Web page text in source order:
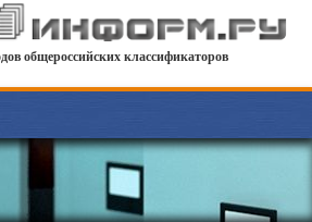
общероссийских классификаторов